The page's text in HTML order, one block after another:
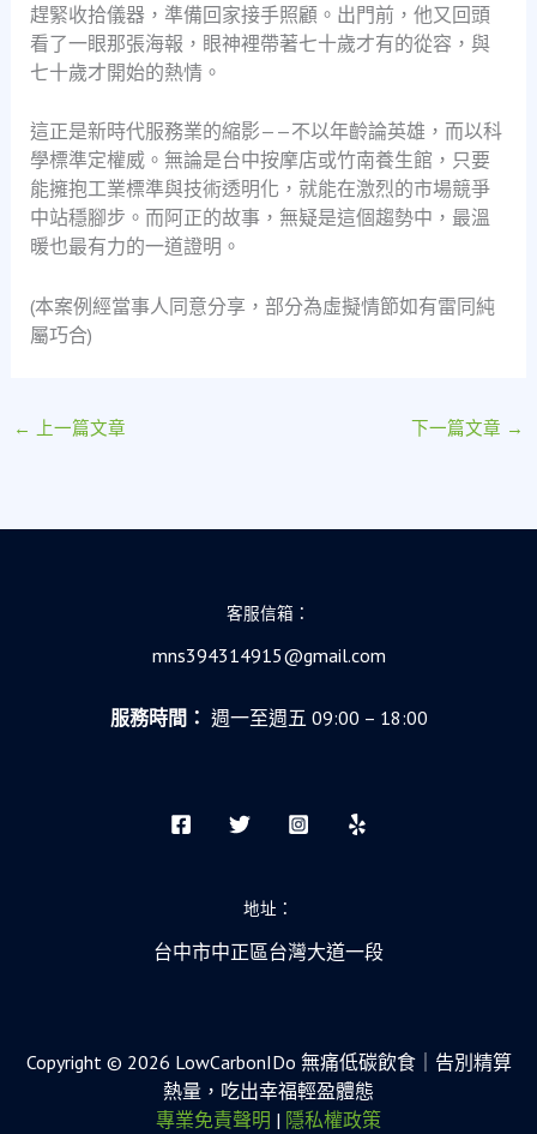
趕緊收拾儀器，準備回家接手照顧。出門前，他又回頭
看了一眼那張海報，眼神裡帶著七十歲才有的從容，與
七十歲才開始的熱情。
這正是新時代服務業的縮影——不以年齡論英雄，而以科
學標準定權威。無論是台中按摩店或竹南養生館，只要
能擁抱工業標準與技術透明化，就能在激烈的市場競爭
中站穩腳步。而阿正的故事，無疑是這個趨勢中，最溫
暖也最有力的一道證明。
(本案例經當事人同意分享，部分為虛擬情節如有雷同純
屬巧合)
← 上一篇文章 下一篇文章 →
客服信箱：
mns394314915@gmail.com
服務時間： 週一至週五 09:00 – 18:00
地址：
台中市中正區台灣大道一段
Copyright © 2026 LowCarbonIDo 無痛低碳飲食｜告別精算
熱量，吃出幸福輕盈體態
專業免責聲明 | 隱私權政策